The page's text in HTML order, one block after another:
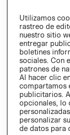
Utilizamos
rastreo de
nuestro sitio
entregar
boletines
sociales. Con
patrones de
Al hacer clic
compartamos
publicitarios.
opcionales, lo
personalizar
de datos para